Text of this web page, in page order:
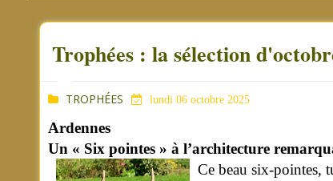
Trophées : la sélection
TROPHÉES lundi 06 octobre 2025
Ardennes
Un « Six pointes » à l’architecture
Ce beau six-pointes,